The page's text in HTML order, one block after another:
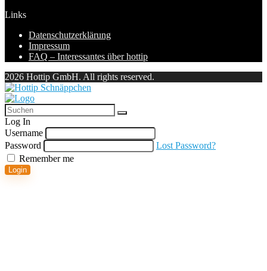
Links
Datenschutzerklärung
Impressum
FAQ – Interessantes über hottip
2026 Hottip GmbH. All rights reserved.
Log In
Username
Password
Lost Password?
Remember me
Login